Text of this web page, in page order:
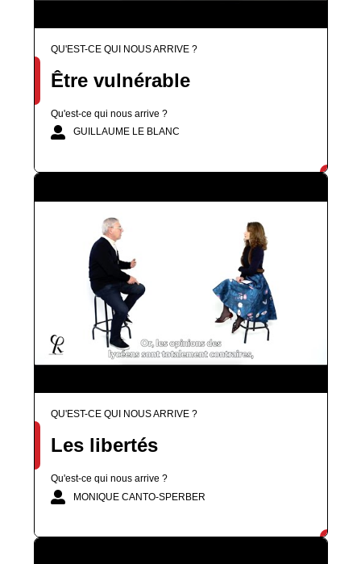
QU'EST-CE QUI NOUS ARRIVE ?
Être vulnérable
Qu'est-ce qui nous arrive ?
GUILLAUME LE BLANC
QU'EST-CE QUI NOUS ARRIVE ?
Les libertés
Qu'est-ce qui nous arrive ?
MONIQUE CANTO-SPERBER